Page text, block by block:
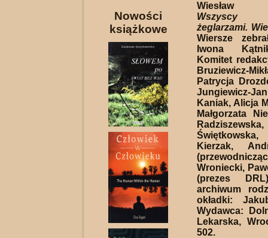
Nowości
książkowe
Wiesław
Wszyscy
żeglarzami.
Wiersze
Iwona
Komitet
Bruziewicz-
Patrycja
Jungiewicz-
Kaniak, Alicja
Małgorzata
Kierzak,
Wroniecki,
(prezes
archiwum
okładki:
Wydawca:
Lekarska,
502.